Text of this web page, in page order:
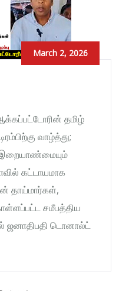
March 2, 2026
தமிழ்
வாழ்த்து;
இறையாண்மையும்
கட்டாயமாக
தாய்மார்கள்,
சமீபத்திய
ஜனாதிபதி டொனால்ட்